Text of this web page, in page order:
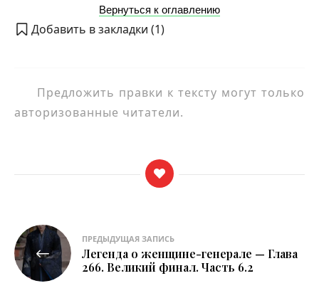
Вернуться к оглавлению
Добавить в закладки (1)
Предложить правки к тексту могут только
авторизованные читатели.
Навигация
по
записям
ПРЕДЫДУЩАЯ ЗАПИСЬ
Легенда о женщине-генерале — Глава
266. Великий финал. Часть 6.2